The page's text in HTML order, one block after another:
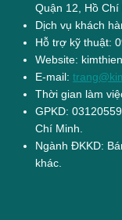
Quận 12, Hồ
Dịch vụ khách
Hỗ trợ kỹ thuật:
Website:
E-mail:
Thời gian làm
GPKD:
Chí Minh.
Ngành ĐKKD:
khác.